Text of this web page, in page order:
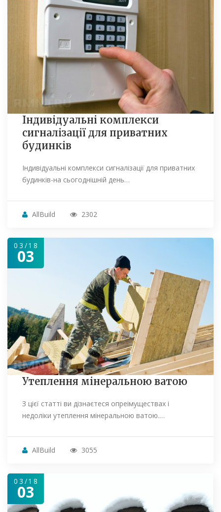
Індивідуальні комплекси
сигналізації для приватних
будинків
Індивідуальні комплекси сигналізації для приватних
будинків-на сьогоднішній день…
AllBuild 2302
03/18
03
Утеплення мінеральною ватою
З цієї статті ви дізнаєтеся опреімуществах і
недоліки утеплення мінеральною ватою.…
AllBuild 3055
03/18
03